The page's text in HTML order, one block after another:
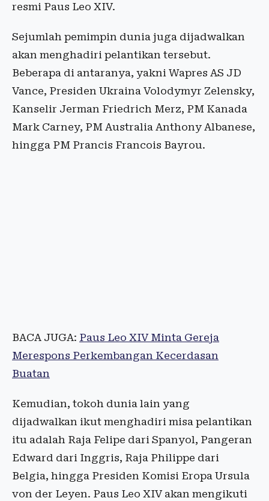
resmi Paus Leo XIV.
Sejumlah pemimpin dunia juga dijadwalkan
akan menghadiri pelantikan tersebut.
Beberapa di antaranya, yakni Wapres AS JD
Vance, Presiden Ukraina Volodymyr Zelensky,
Kanselir Jerman Friedrich Merz, PM Kanada
Mark Carney, PM Australia Anthony Albanese,
hingga PM Prancis Francois Bayrou.
BACA JUGA: Paus Leo XIV Minta Gereja
Merespons Perkembangan Kecerdasan
Buatan
Kemudian, tokoh dunia lain yang
dijadwalkan ikut menghadiri misa pelantikan
itu adalah Raja Felipe dari Spanyol, Pangeran
Edward dari Inggris, Raja Philippe dari
Belgia, hingga Presiden Komisi Eropa Ursula
von der Leyen. Paus Leo XIV akan mengikuti